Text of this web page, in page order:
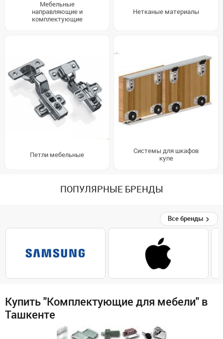
Мебельные
направляющие и
комплектующие
Нетканые материалы
Петли мебельные
Системы для шкафов
купе
ПОПУЛЯРНЫЕ БРЕНДЫ
Все бренды
Купить "Комплектующие для мебели" в
Ташкенте